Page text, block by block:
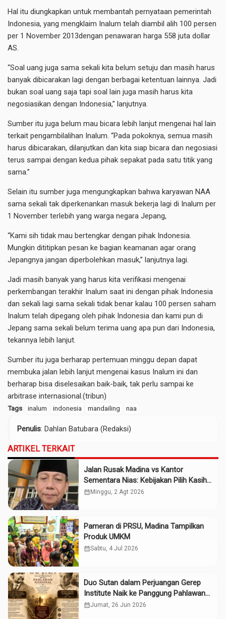
Hal itu diungkapkan untuk membantah pernyataan pemerintah
Indonesia, yang mengklaim Inalum telah diambil alih 100 persen
per 1 November 2013dengan penawaran harga 558 juta dollar
AS.
“Soal uang juga sama sekali kita belum setuju dan masih harus
banyak dibicarakan lagi dengan berbagai ketentuan lainnya. Jadi
bukan soal uang saja tapi soal lain juga masih harus kita
negosiasikan dengan Indonesia,” lanjutnya.
Sumber itu juga belum mau bicara lebih lanjut mengenai hal lain
terkait pengambilalihan Inalum. “Pada pokoknya, semua masih
harus dibicarakan, dilanjutkan dan kita siap bicara dan negosiasi
terus sampai dengan kedua pihak sepakat pada satu titik yang
sama.”
Selain itu sumber juga mengungkapkan bahwa karyawan NAA
sama sekali tak diperkenankan masuk bekerja lagi di Inalum per
1 November terlebih yang warga negara Jepang,
“Kami sih tidak mau bertengkar dengan pihak Indonesia.
Mungkin dititipkan pesan ke bagian keamanan agar orang
Jepangnya jangan diperbolehkan masuk,” lanjutnya lagi.
Jadi masih banyak yang harus kita verifikasi mengenai
perkembangan terakhir Inalum saat ini dengan pihak Indonesia
dan sekali lagi sama sekali tidak benar kalau 100 persen saham
Inalum telah dipegang oleh pihak Indonesia dan kami pun di
Jepang sama sekali belum terima uang apa pun dari Indonesia,
tekannya lebih lanjut.
Sumber itu juga berharap pertemuan minggu depan dapat
membuka jalan lebih lanjut mengenai kasus Inalum ini dan
berharap bisa diselesaikan baik-baik, tak perlu sampai ke
arbitrase internasional.(tribun)
Tags inalum indonesia mandailing naa
Penulis: Dahlan Batubara (Redaksi)
ARTIKEL TERKAIT
Jalan Rusak Madina vs Kantor
Sementara Nias: Kebijakan Pilih Kasih
Gubsu
calendar_month Minggu, 2 Agt 2026
Pameran di PRSU, Madina Tampilkan
Produk UMKM
calendar_monthSabtu, 4 Jul 2026
Duo Sutan dalam Perjuangan Gerep
Institute Naik ke Panggung Pahlawan
Nasional
calendar_monthJumat, 26 Jun 2026